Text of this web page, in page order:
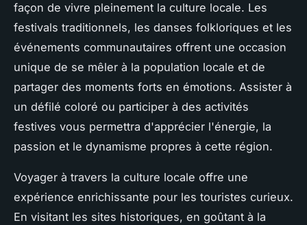
façon de vivre pleinement la culture locale. Les
festivals traditionnels, les danses folkloriques et les
événements communautaires offrent une occasion
unique de se mêler à la population locale et de
partager des moments forts en émotions. Assister à
un défilé coloré ou participer à des activités
festives vous permettra d'apprécier l'énergie, la
passion et le dynamisme propres à cette région.
Voyager à travers la culture locale offre une
expérience enrichissante pour les touristes curieux.
En visitant les sites historiques, en goûtant à la